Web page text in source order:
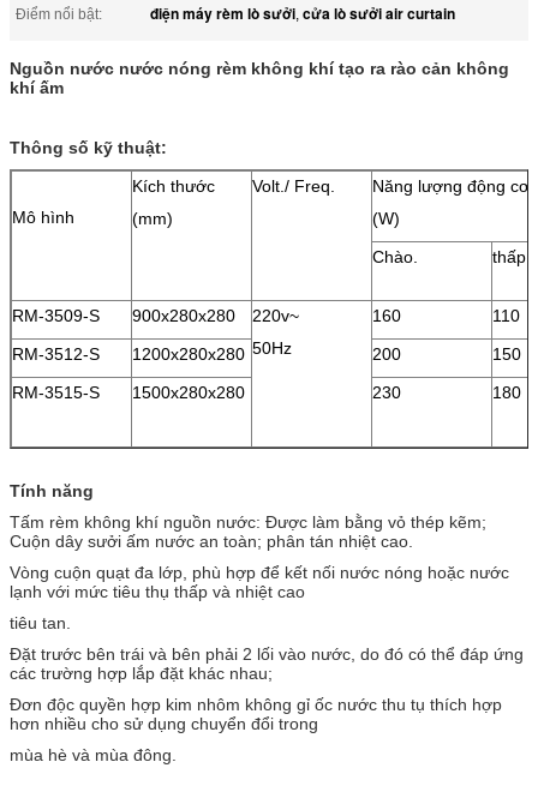
Điểm nổi bật:
điện máy rèm lò sưởi, cửa lò sưởi air curtain
Nguồn nước nước nóng rèm không khí tạo ra rào cản không
khí ấm
Thông số kỹ thuật:
Mô hình
Kích thước
(mm)
Volt./ Freq.
Năng lượng động cơ
(W)
Chào.
thấp
RM-3509-S 900x280x280
220v~
50Hz
160
110
RM-3512-S
1200x280x280 200
150
RM-3515-S
1500x280x280 230 180
Tính năng
Tấm rèm không khí nguồn nước: Được làm bằng vỏ thép kẽm;
Cuộn dây sưởi ấm nước an toàn; phân tán nhiệt cao.
Vòng cuộn quạt đa lớp, phù hợp để kết nối nước nóng hoặc nước
lạnh với mức tiêu thụ thấp và nhiệt cao
tiêu tan.
Đặt trước bên trái và bên phải 2 lối vào nước, do đó có thể đáp ứng
các trường hợp lắp đặt khác nhau;
Đơn độc quyền hợp kim nhôm không gỉ ốc nước thu tụ thích hợp
hơn nhiều cho sử dụng chuyển đổi trong
mùa hè và mùa đông.